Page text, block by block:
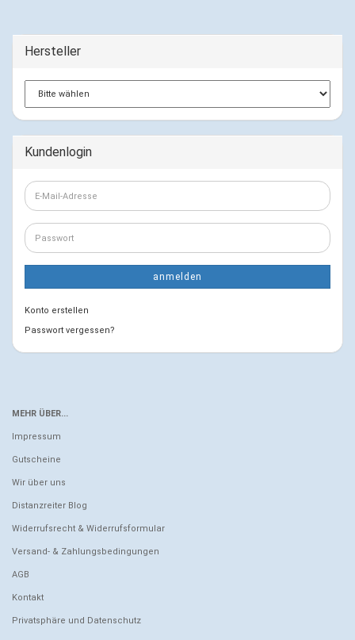
Hersteller
Kundenlogin
E-
Passwort
anmelden
Konto erstellen
Passwort vergessen?
MEHR ÜBER...
Impressum
Gutscheine
Wir über uns
Distanzreiter Blog
Widerrufsrecht & Widerrufsformular
Versand- & Zahlungsbedingungen
AGB
Kontakt
Privatsphäre und Datenschutz